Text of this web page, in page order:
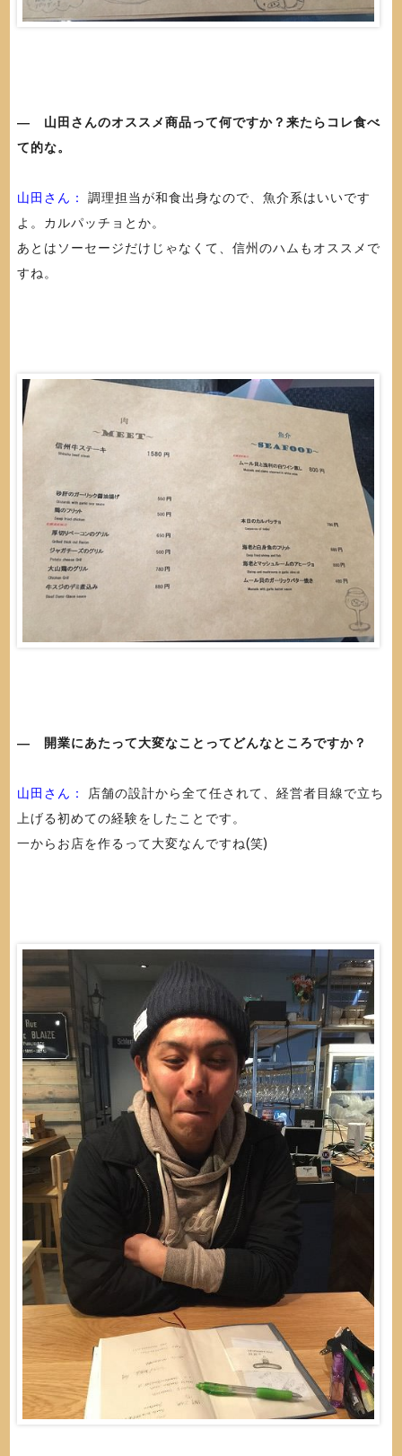
― 山田さんのオススメ商品って何ですか？来たらコレ食べ
て的な。
山田さん：
調理担当が和食出身なので、魚介系はいいです
よ。カルパッチョとか。
あとはソーセージだけじゃなくて、信州のハムもオススメで
すね。
― 開業にあたって大変なことってどんなところですか？
山田さん：
店舗の設計から全て任されて、経営者目線で立ち
上げる初めての経験をしたことです。
一からお店を作るって大変なんですね(笑)